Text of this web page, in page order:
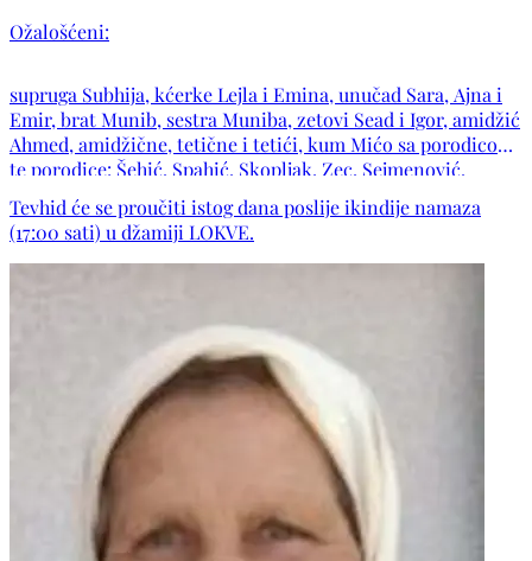
Ožalošćeni:
supruga Subhija, kćerke Lejla i Emina, unučad Sara, Ajna i
Emir, brat Munib, sestra Muniba, zetovi Sead i Igor, amidžić
Ahmed, amidžične, tetične i tetići, kum Mićo sa porodicom,
te porodice: Šehić, Spahić, Skopljak, Zec, Sejmenović,
Halvadžija, Durmišević, Dupovac, Japalak, Rizvo, Begić,
Turčinović, Katkić, Tufo, Fe
Tevhid će se proučiti istog dana poslije ikindije namaza
(17:00 sati) u džamiji LOKVE.